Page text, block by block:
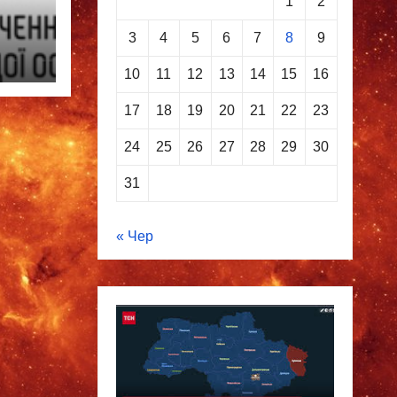
3 4 5 6 7 8 9
10 11 12 13 14 15 16
17 18 19 20 21 22 23
24 25 26 27 28 29 30
31
« Чер